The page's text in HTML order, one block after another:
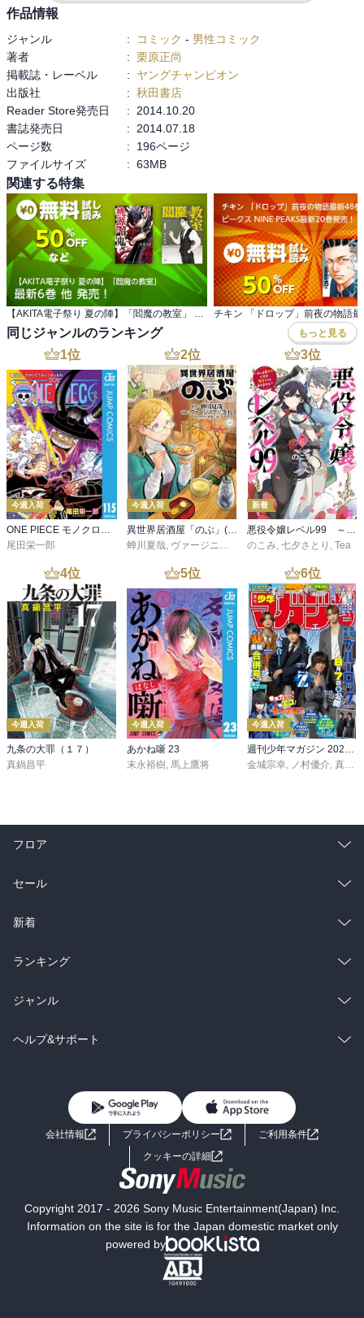
作品情報
ジャンル : コミック - 男性コミック
著者
: 栗原正尚
掲載誌・レーベル
:
ヤングチャンピオン
出版社
: 秋田書店
Reader Store発売日
:
2014.10.20
書誌発売日
:
2014.07.18
ページ数
:
196ページ
ファイルサイズ
: 63MB
関連する特集
【AKITA電子祭り 夏の陣】「閻魔の教室」 最新6巻 他 発売！
同じジャンルのランキング もっと見る
1位
今週入荷
ONE PIECE モノクロ版 115
尾田栄一郎
2位
今週入荷
異世界居酒屋「のぶ」(22)
蝉川夏哉, ヴァージニア二等兵 ,転
3位
新着
悪役令嬢レベル99 ～私は裏ボスですが魔王ではありません～ その６
のこみ, 七夕さとり , Tea
4位
今週入荷
九条の大罪（１７）
真鍋昌平
5位
今週入荷
あかね噺 23
末永裕樹 馬上鷹将
6位
今週入荷
金城宗幸
ノ村優介 真島ヒロ
フロア
総合
ラノベ
雑誌・グラビア
BL・TL
セール
総合
ラノベ
雑誌・グラビア
BL・TL
新着
総合
ラノベ
雑誌・グラビア
ランキング
総合
ラノベ
ジャンル
コミック
ライトノベル 男子向けラノベ
小説
海外小説
ミステリー SF
文学
ヘルプ&サポート
よくあるご質問 お問い合わせ
会社情報 プライバシーポリシー
ご利用条件
クッキーの詳細
Copyright 2017 - 2026 Sony Music Entertainment(Japan) Inc.
Information on the site is for the Japan domestic market only
powered by